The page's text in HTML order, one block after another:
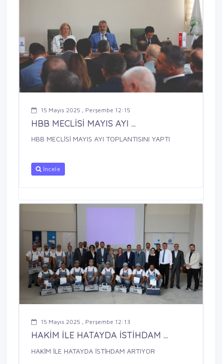
15 Mayıs 2025 , Perşembe 12:15
HBB MECLİSİ MAYIS AYI ...
HBB MECLİSİ MAYIS AYI TOPLANTISINI YAPTI
İncele
15 Mayıs 2025 , Perşembe 12:13
HAKİM İLE HATAYDA İSTİHDAM ...
HAKİM İLE HATAYDA İSTİHDAM ARTIYOR